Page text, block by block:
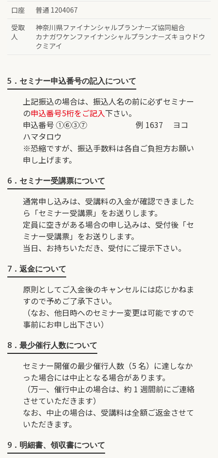
口座
普通 1204067
受取
人
神奈川県ファイナンシャルプランナーズ協同組合
カナガワケンファイナンシャルプランナーズキョウドウ
クミアイ
5．セミナー申込番号の記入について
上記振込の場合は、振込人名の前に必ずセミナー
の申込番号5桁をご記入下さい。
申込番号 ①⑥③⑦ 例 1637 ヨコ
ハマタロウ
※恐縮ですが、振込手数料は各自ご負担方お願い
申し上げます。
6．セミナー受講票について
通常申し込みは、受講料の入金が確認できました
ら「セミナー受講票」をお送りします。
定員に空きがある場合の申し込みは、受付後「セ
ミナー受講票」をお送りします。
当日、お持ちいただき、受付にご提示下さい。
7．返金について
原則としてご入金後のキャンセルには応じかねま
すので予めご了承下さい。
（なお、他日時へのセミナー変更は可能ですので
事前にお申し出下さい）
8．最少催行人数について
セミナー開催の最少催行人数（5 名）に達しなか
った場合には中止となる場合があります。
（万一、催行中止の場合は、約 1 週間前にご連絡
させていただきます）
なお、中止の場合は、受講料は全額ご返金させて
いただきます。
9．明細書、領収書について